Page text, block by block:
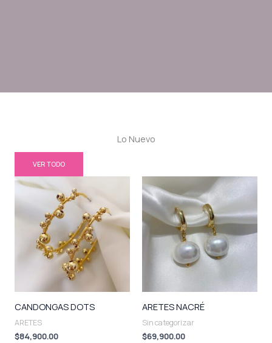
Lo Nuevo
VER TODO
CANDONGAS DOTS
ARETES
$84,900.00
ARETES NACRÉ
Sin categorizar
$69,900.00